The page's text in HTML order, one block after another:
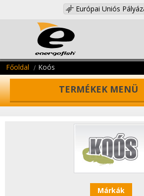
Európai Uniós
Főoldal Koós
TERMÉKEK MENÜ
Márkák